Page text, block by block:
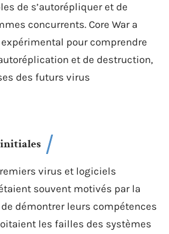
de s’autorépliquer et de
concurrents. Core War a
pour comprendre
et de destruction,
des futurs virus
virus et logiciels
souvent motivés par la
démontrer leurs compétences
les failles des systèmes